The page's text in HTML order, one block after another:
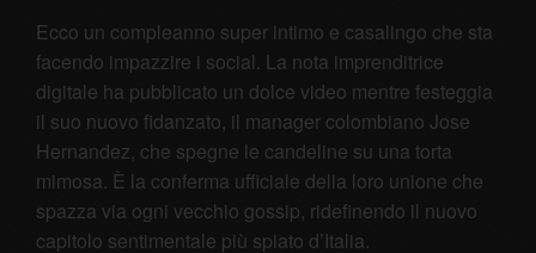
Ecco un compleanno super intimo e casalingo che sta
facendo impazzire i social. La nota imprenditrice
digitale ha pubblicato un dolce video mentre festeggia
il suo nuovo fidanzato, il manager colombiano Jose
Hernandez, che spegne le candeline su una torta
mimosa. È la conferma ufficiale della loro unione che
spazza via ogni vecchio gossip, ridefinendo il nuovo
capitolo sentimentale più spiato d’Italia.